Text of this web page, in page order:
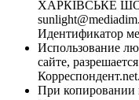
ХАРКІВСЬКЕ
Идентификатор
Использование
сайте,
Корреспондент.net.
При копировании